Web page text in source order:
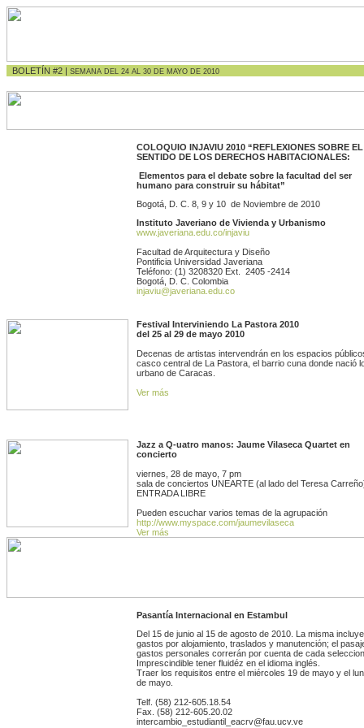
BOLETÍN #2 | SEMANA DEL 24 AL 30 DE MAYO DE 2010
COLOQUIO INJAVIU 2010 “REFLEXIONES SOBRE EL
SENTIDO DE LOS DERECHOS HABITACIONALES:
Elementos para el debate sobre la facultad del ser
humano para construir su hábitat”
Bogotá, D. C. 8, 9 y 10 de Noviembre de 2010
Instituto Javeriano de Vivienda y Urbanismo
www.javeriana.edu.co/injaviu
Facultad de Arquitectura y Diseño
Pontificia Universidad Javeriana
Teléfono: (1) 3208320 Ext. 2405 -2414
Bogotá, D. C. Colombia
injaviu@javeriana.edu.co
Festival Interviniendo La Pastora 2010
del 25 al 29 de mayo 2010
Decenas de artistas intervendrán en los espacios
casco central de La Pastora, el barrio cuna donde nació
urbano de Caracas.
Ver más
Jazz a Q-uatro manos: Jaume Vilaseca Quartet en
concierto
viernes, 28 de mayo, 7 pm
sala de conciertos UNEARTE (al lado del Teresa
ENTRADA LIBRE
Pueden escuchar varios temas de la agrupación
http://www.myspace.com/jaumevilaseca
Ver más
Pasantía Internacional en Estambul
Del 15 de junio al 15 de agosto de 2010. La misma
gastos por alojamiento, traslados y manutención; el
gastos personales correrán por cuenta de cada
Imprescindible tener fluidéz en el idioma inglés.
Traer los requisitos entre el miércoles 19 de mayo y el
de mayo.
Telf. (58) 212-605.18.54
Fax. (58) 212-605.20.02
intercambio_estudiantil_eacrv@fau.ucv.ve